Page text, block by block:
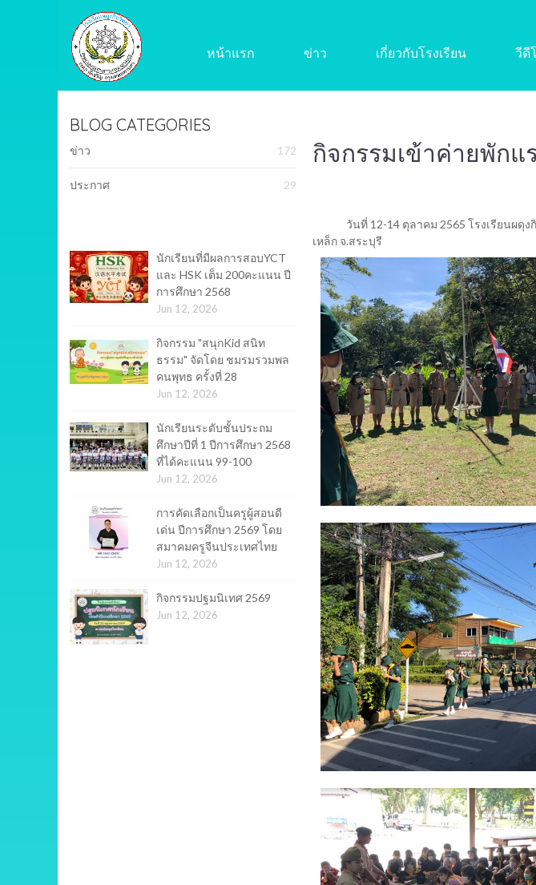
หน้าแรก ข่าว เกี่ยวกับโรงเรียน วีดี
BLOG CATEGORIES
ข่าว 172
ประกาศ 29
นักเรียนที่มีผลการสอบYCT
และ HSK เต็ม 200คะแนน ปี
การศึกษา 2568
Jun 12, 2026
กิจกรรม "สนุกKid สนิท
ธรรม" จัดโดย ชมรมรวมพล
คนพุทธ ครั้งที่ 28
Jun 12, 2026
นักเรียนระดับชั้นประถม
ศึกษาปีที่ 1 ปีการศึกษา 2568
ที่ได้คะแนน 99-100
Jun 12, 2026
การคัดเลือกเป็นครูผู้สอนดี
เด่น ปีการศึกษา 2569 โดย
สมาคมครูจีนประเทศไทย
Jun 12, 2026
กิจกรรมปฐมนิเทศ 2569
Jun 12, 2026
กิจกรรมเข้าค่ายพักแ
วันที่ 12-14 ตุลาคม 2565 โรงเรียนผดุ
เหล็ก จ.สระบุรี